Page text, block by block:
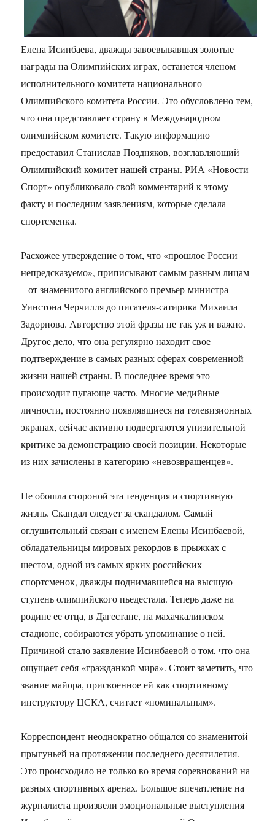
Елена Исинбаева, дважды завоевывавшая золотые
награды на Олимпийских играх, останется членом
исполнительного комитета национального
Олимпийского комитета России. Это обусловлено тем,
что она представляет страну в Международном
олимпийском комитете. Такую информацию
предоставил Станислав Поздняков, возглавляющий
Олимпийский комитет нашей страны. РИА «Новости
Спорт» опубликовало свой комментарий к этому
факту и последним заявлениям, которые сделала
спортсменка.
Расхожее утверждение о том, что «прошлое России
непредсказуемо», приписывают самым разным лицам
– от знаменитого английского премьер-министра
Уинстона Черчилля до писателя-сатирика Михаила
Задорнова. Авторство этой фразы не так уж и важно.
Другое дело, что она регулярно находит свое
подтверждение в самых разных сферах современной
жизни нашей страны. В последнее время это
происходит пугающе часто. Многие медийные
личности, постоянно появлявшиеся на телевизионных
экранах, сейчас активно подвергаются унизительной
критике за демонстрацию своей позиции. Некоторые
из них зачислены в категорию «невозвращенцев».
Не обошла стороной эта тенденция и спортивную
жизнь. Скандал следует за скандалом. Самый
оглушительный связан с именем Елены Исинбаевой,
обладательницы мировых рекордов в прыжках с
шестом, одной из самых ярких российских
спортсменок, дважды поднимавшейся на высшую
ступень олимпийского пьедестала. Теперь даже на
родине ее отца, в Дагестане, на махачкалинском
стадионе, собираются убрать упоминание о ней.
Причиной стало заявление Исинбаевой о том, что она
ощущает себя «гражданкой мира». Стоит заметить, что
звание майора, присвоенное ей как спортивному
инструктору ЦСКА, считает «номинальным».
Корреспондент неоднократно общался со знаменитой
прыгуньей на протяжении последнего десятилетия.
Это происходило не только во время соревнований на
разных спортивных аренах. Большое впечатление на
журналиста произвели эмоциональные выступления